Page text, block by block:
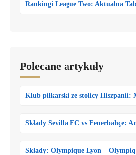
Rankingi League Two: Aktualna
Polecane artykuły
Klub piłkarski ze stolicy Hiszpanii:
Składy Sevilla FC vs Fenerbahçe:
Składy: Olympique Lyon –